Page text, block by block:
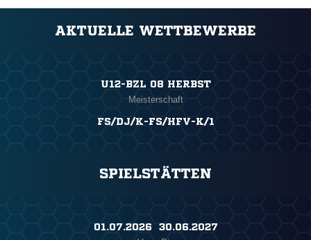
AKTUELLE WETTBEWERBE
U12-BZL 08 HERBST
Meisterschaft
FS/DJ/K-FS/HFV-K/1
SPIELSTÄTTEN
01.07.2026 ​ 30.06.2027